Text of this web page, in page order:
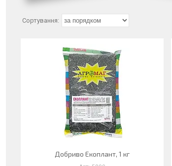
Добриво Екоплант, 1 кг